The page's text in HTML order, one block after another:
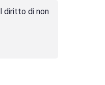
diritto di non